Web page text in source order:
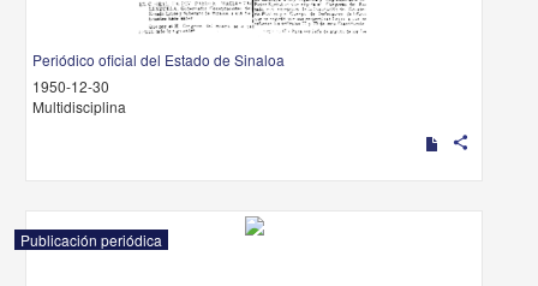
Periódico oficial del Estado de Sinaloa
1950-12-30
Multidisciplina
share
Publicación periódica